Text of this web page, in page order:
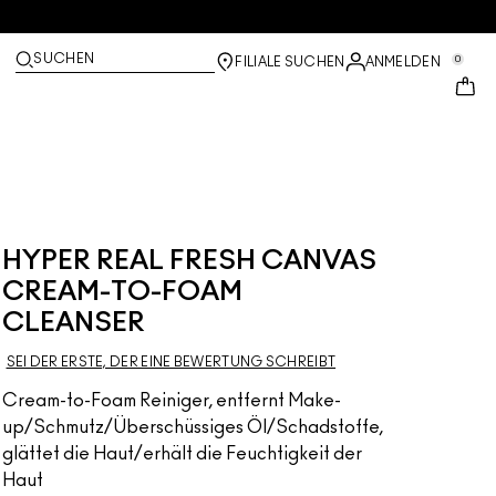
SUCHEN FILIALE SUCHEN ANMELDEN 0
HYPER REAL FRESH CANVAS
CREAM-TO-FOAM
CLEANSER
SEI DER ERSTE, DER EINE BEWERTUNG SCHREIBT
Cream-to-Foam Reiniger, entfernt Make-
up/Schmutz/Überschüssiges Öl/Schadstoffe,
glättet die Haut/erhält die Feuchtigkeit der
Haut